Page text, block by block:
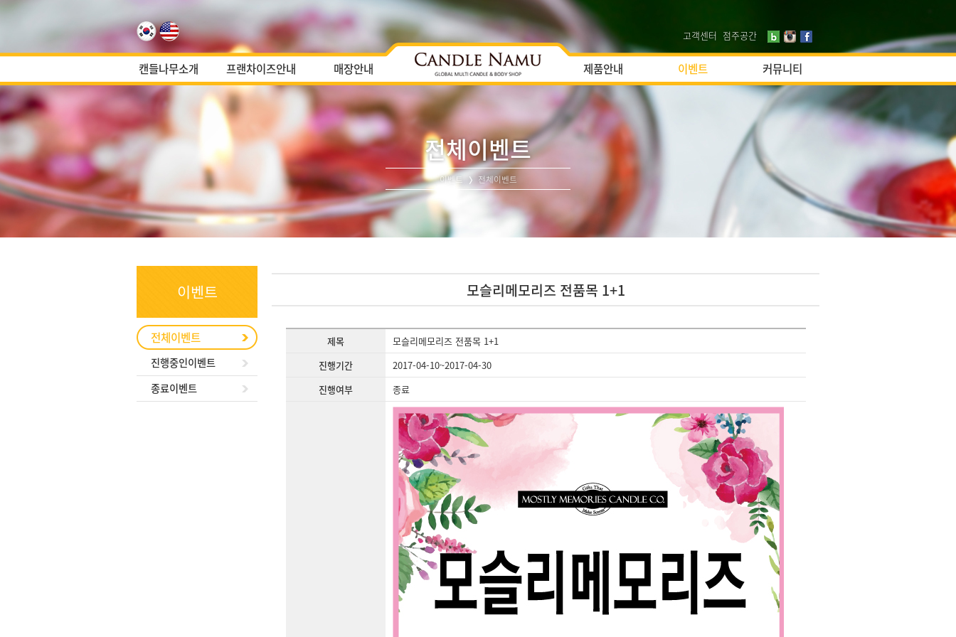
고객센터 점주공간
캔들나무소개 프랜차이즈안내 매장안내 제품안내 이벤트 커뮤니티
전체이벤트
이벤트 전체이벤트
이벤트
전체이벤트
진행중인이벤트
종료이벤트
모슬리메모리즈 전품목 1+1
제목
모슬리메모리즈 전품목 1+1
진행기간
2017-04-10~2017-04-30
진행여부
종료